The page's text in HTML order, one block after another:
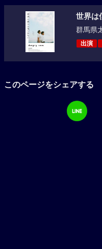
世界は
群馬県
出演
このページをシェアする